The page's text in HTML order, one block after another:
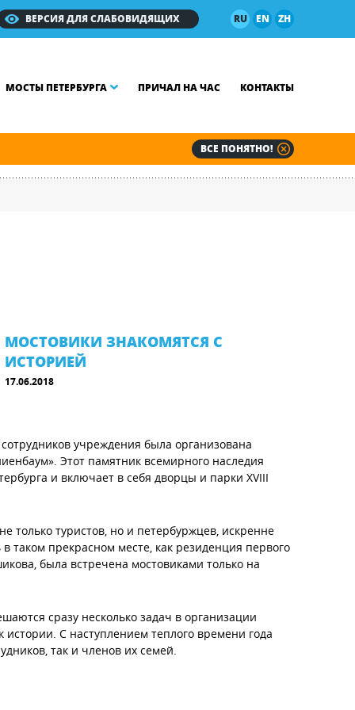
RU EN ZH
ВЕРСИЯ ДЛЯ СЛАБОВИДЯЩИХ
МОСТЫ ПЕТЕРБУРГА ПРИЧАЛ НА ЧАС КОНТАКТЫ
ВСЕ ПОНЯТНО!
МОСТОВИКИ ЗНАКОМЯТСЯ С
ИСТОРИЕЙ
17.06.2018
учреждения была организована
Этот памятник всемирного наследия
и включает в себя дворцы и парки XVIII
только туристов, но и петербуржцев, искренне
таком прекрасном месте, как резиденция первого
была встречена мостовиками только на
сразу несколько задач в организации
С наступлением теплого времени года
так и членов их семей.